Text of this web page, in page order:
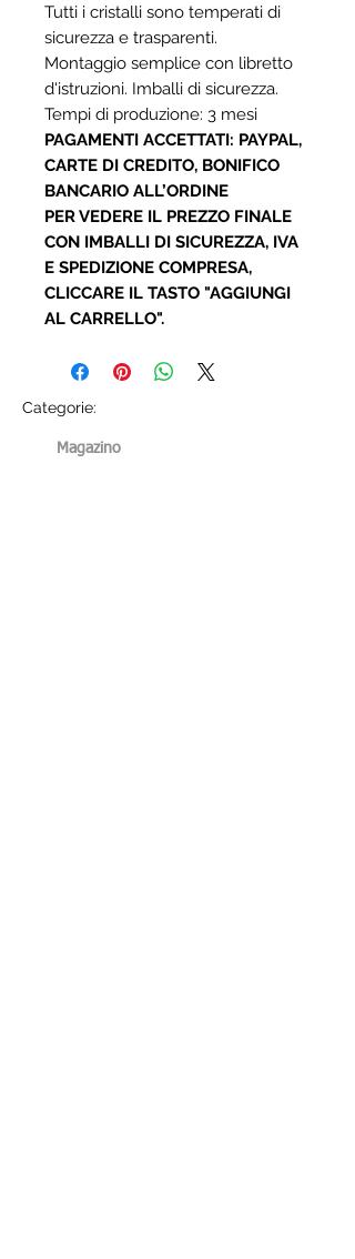
Tutti i cristalli sono temperati di
sicurezza e trasparenti.
Montaggio semplice con libretto
d'istruzioni. Imballi di sicurezza.
Tempi di produzione: 3 mesi
PAGAMENTI ACCETTATI: PAYPAL,
CARTE DI CREDITO, BONIFICO
BANCARIO ALL’ORDINE
PER VEDERE IL PREZZO FINALE
CON IMBALLI DI SICUREZZA, IVA
E SPEDIZIONE COMPRESA,
CLICCARE IL TASTO "AGGIUNGI
AL CARRELLO".
Categorie:
Magazino